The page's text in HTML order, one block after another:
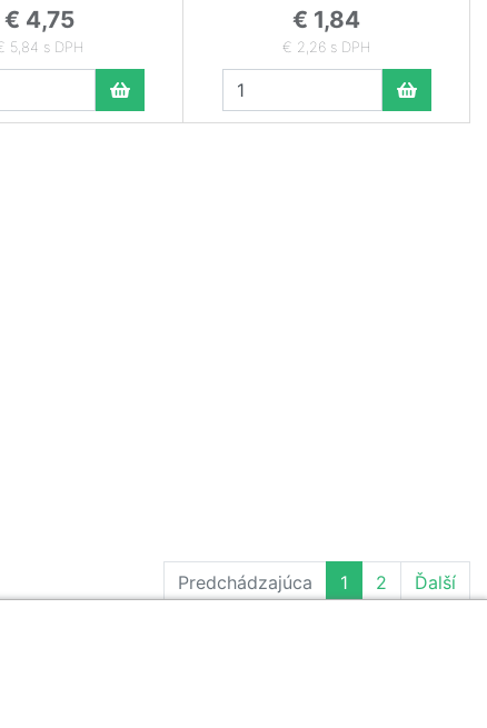
€ 4,75
5,84 s DPH
€ 1,84
€ 2,26 s DPH
Predchádzajúca 1 2 Ďalší
a nenechajte si ujsť žiadne